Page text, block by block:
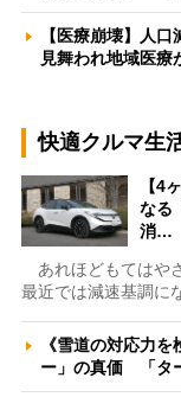
【医療崩壊】人
見舞われ地域医
快適クルマ生
【4
なる
消…
あれほどもてはや
最近では減速基調に
《雪道の対応力
ー」の真価 「タ